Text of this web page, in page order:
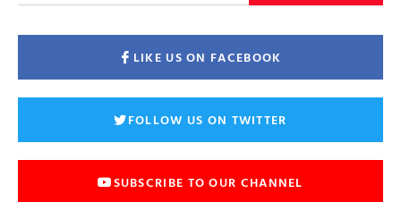
LIKE US ON FACEBOOK
FOLLOW US ON TWITTER
SUBSCRIBE TO OUR CHANNEL